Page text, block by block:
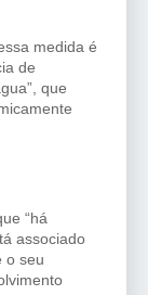
medida é
de
que
“há
associado
o seu